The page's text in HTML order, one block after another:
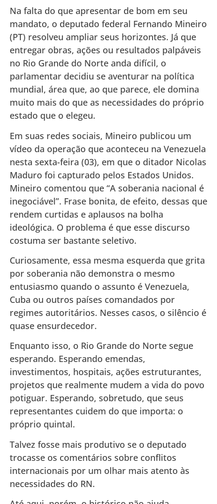
Na falta do que apresentar de bom em seu
mandato, o deputado federal Fernando Mineiro
(PT) resolveu ampliar seus horizontes. Já que
entregar obras, ações ou resultados palpáveis
no Rio Grande do Norte anda difícil, o
parlamentar decidiu se aventurar na política
mundial, área que, ao que parece, ele domina
muito mais do que as necessidades do próprio
estado que o elegeu.
Em suas redes sociais, Mineiro publicou um
vídeo da operação que aconteceu na Venezuela
nesta sexta-feira (03), em que o ditador Nicolas
Maduro foi capturado pelos Estados Unidos.
Mineiro comentou que “A soberania nacional é
inegociável”. Frase bonita, de efeito, dessas que
rendem curtidas e aplausos na bolha
ideológica. O problema é que esse discurso
costuma ser bastante seletivo.
Curiosamente, essa mesma esquerda que grita
por soberania não demonstra o mesmo
entusiasmo quando o assunto é Venezuela,
Cuba ou outros países comandados por
regimes autoritários. Nesses casos, o silêncio é
quase ensurdecedor.
Enquanto isso, o Rio Grande do Norte segue
esperando. Esperando emendas,
investimentos, hospitais, ações estruturantes,
projetos que realmente mudem a vida do povo
potiguar. Esperando, sobretudo, que seus
representantes cuidem do que importa: o
próprio quintal.
Talvez fosse mais produtivo se o deputado
trocasse os comentários sobre conflitos
internacionais por um olhar mais atento às
necessidades do RN.